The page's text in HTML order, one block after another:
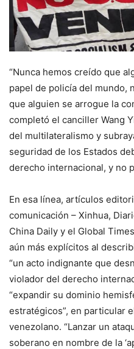
“Nunca hemos creído que
papel de policía del mundo,
que alguien se arrogue la
completó el canciller Wang
del multilateralismo y
seguridad de los Estados
derecho internacional, y no
En esa línea, artículos
comunicación – Xinhua,
China Daily y el Global
aún más explícitos al
“un acto indignante que
violador del derecho
“expandir su dominio
estratégicos”, en particular
venezolano. “Lanzar un
soberano en nombre de la